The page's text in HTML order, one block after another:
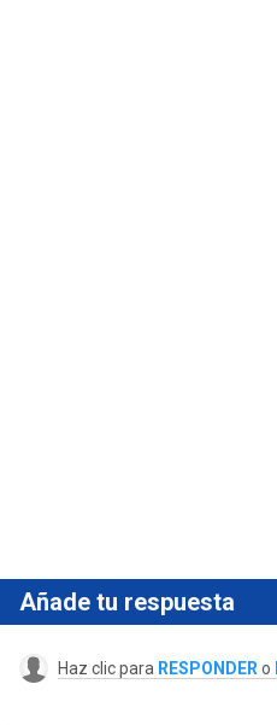
Añade tu respuesta
Haz clic para RESPONDER o